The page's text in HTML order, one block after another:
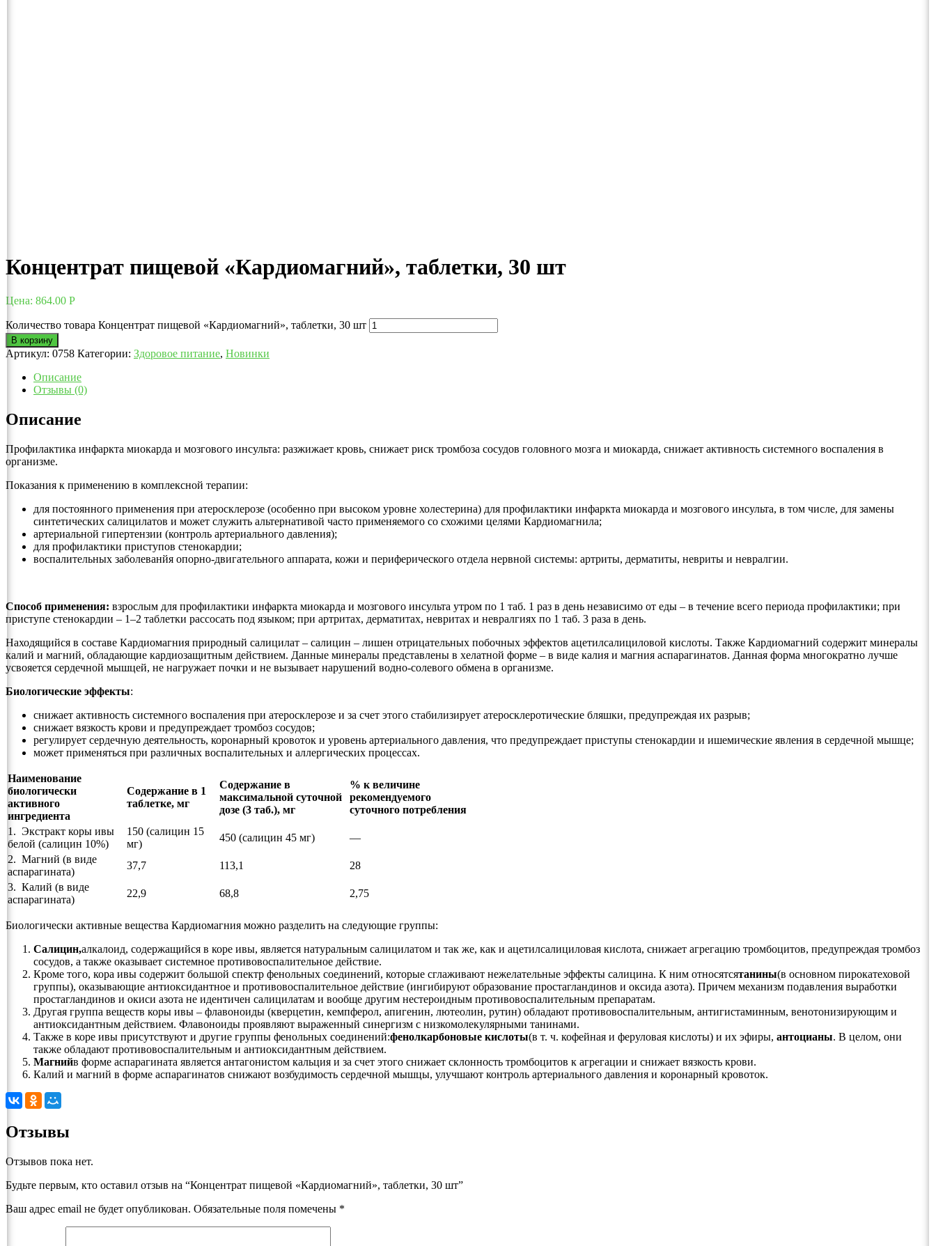
Концентрат пищевой «Кардиомагний», таблетки, 30 шт
Цена: 864.00 Р
Количество товара Концентрат пищевой «Кардиомагний», таблетки, 30 шт
В корзину
Артикул: 0758 Категории: Здоровое питание, Новинки
Описание
Отзывы (0)
Описание
Профилактика инфаркта миокарда и мозгового инсульта: разжижает кровь, снижает риск тромбоза сосудов головного мозга и миокарда, снижает активность системного воспаления в
организме.
Показания к применению в комплексной терапии:
для постоянного применения при атеросклерозе (особенно при высоком уровне холестерина) для профилактики инфаркта миокарда и мозгового инсульта, в том числе, для замены
синтетических салицилатов и может служить альтернативой часто применяемого со схожими целями Кардиомагнила;
артериальной гипертензии (контроль артериального давления);
для профилактики приступов стенокардии;
воспалительных заболеванйя опорно-двигательного аппарата, кожи и периферического отдела нервной системы: артриты, дерматиты, невриты и невралгии.
Способ применения: взрослым для профилактики инфаркта миокарда и мозгового инсульта утром по 1 таб. 1 раз в день независимо от еды – в течение всего периода профилактики; при
приступе стенокардии – 1–2 таблетки рассосать под языком; при артритах, дерматитах, невритах и невралгиях по 1 таб. 3 раза в день.
Находящийся в составе Кардиомагния природный салицилат – салицин – лишен отрицательных побочных эффектов ацетилсалициловой кислоты. Также Кардиомагний содержит минералы
калий и магний, обладающие кардиозащитным действием. Данные минералы представлены в хелатной форме – в виде калия и магния аспарагинатов. Данная форма многократно лучше
усвояется сердечной мышцей, не нагружает почки и не вызывает нарушений водно-солевого обмена в организме.
Биологические эффекты:
снижает активность системного воспаления при атеросклерозе и за счет этого стабилизирует атеросклеротические бляшки, предупреждая их разрыв;
снижает вязкость крови и предупреждает тромбоз сосудов;
регулирует сердечную деятельность, коронарный кровоток и уровень артериального давления, что предупреждает приступы стенокардии и ишемические явления в сердечной мышце;
может применяться при различных воспалительных и аллергических процессах.
Наименование
биологически
активного
ингредиента
Содержание в 1
таблетке, мг
Содержание в
максимальной суточной
дозе (3 таб.), мг
% к величине
рекомендуемого
суточного потребления
1. Экстракт коры ивы
белой (салицин 10%)
150 (салицин 15
мг)
450 (салицин 45 мг)
—
2. Магний (в виде
аспарагината)
37,7 113,1
28
3. Калий (в виде
аспарагината)
22,9 68,8 2,75
Биологически активные вещества Кардиомагния можно разделить на следующие группы:
Салицин,алкалоид, содержащийся в коре ивы, является натуральным салицилатом и так же, как и ацетилсалициловая кислота, снижает агрегацию тромбоцитов, предупреждая тромбоз
сосудов, а также оказывает системное противовоспалительное действие.
Кроме того, кора ивы содержит большой спектр фенольных соединений, которые сглаживают нежелательные эффекты салицина. К ним относятсятанины(в основном пирокатеховой
группы), оказывающие антиоксидантное и противовоспалительное действие (ингибируют образование простагландинов и оксида азота). Причем механизм подавления выработки
простагландинов и окиси азота не идентичен салицилатам и вообще другим нестероидным противовоспалительным препаратам.
Другая группа веществ коры ивы – флавоноиды (кверцетин, кемпферол, апигенин, лютеолин, рутин) обладают противовоспалительным, антигистаминным, венотонизирующим и
антиоксидантным действием. Флавоноиды проявляют выраженный синергизм с низкомолекулярными танинами.
Также в коре ивы присутствуют и другие группы фенольных соединений:фенолкарбоновые кислоты(в т. ч. кофейная и феруловая кислоты) и их эфиры, антоцианы. В целом, они
также обладают противовоспалительным и антиоксидантным действием.
Магнийв форме аспарагината является антагонистом кальция и за счет этого снижает склонность тромбоцитов к агрегации и снижает вязкость крови.
Калий и магний в форме аспарагинатов снижают возбудимость сердечной мышцы, улучшают контроль артериального давления и коронарный кровоток.
Отзывы
Отзывов пока нет.
Будьте первым, кто оставил отзыв на “Концентрат пищевой «Кардиомагний», таблетки, 30 шт”
Ваш адрес email не будет опубликован. Обязательные поля помечены *